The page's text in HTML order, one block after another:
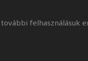
felhasználásuk